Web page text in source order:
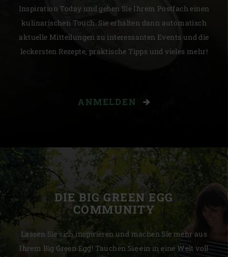
Inspiration Today und geben Sie Ihrem Postfach einen
kulinarischen Touch. Sie erhalten dann automatisch
aktuelle Mitteilungen zu interessanten Events und die
leckersten Rezepte, praktische Tipps und vieles mehr!
ANMELDEN
DIE BIG GREEN EGG
COMMUNITY
Lassen Sie sich inspirieren und machen Sie mehr aus
Ihrem Big Green Egg! Tauchen Sie ein in eine Welt voll